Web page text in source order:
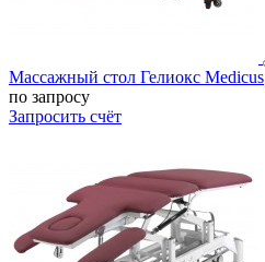
Массажный стол Гелиокс Medicus
по запросу
Запросить счёт